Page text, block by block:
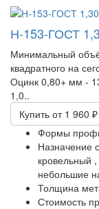
Н-153-ГОСТ
Минимальный
квадратного на
Оцинк 0,80+ мм -
1,0..
Купить от 1 960 ₽
Формы
Назначение
кровельный ,
небольшие
Толщина
Стоимость